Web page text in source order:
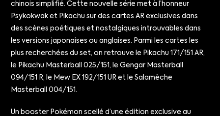
chinois simplifié. Cette nouvelle série met à l’honneur
Psykokwak et Pikachu sur des cartes AR exclusives dans
des scènes poétiques et nostalgiques introuvables dans
les versions japonaises ou anglaises. Parmi les cartes les
plus recherchées du set, on retrouve le Pikachu 171/151 AR,
le Pikachu Masterball 025/151, le Gengar Masterball
094/151 R, le Mew EX 192/151 UR et le Salamèche
Masterball 004/151.
Un booster Pokémon scellé d’une édition exclusive au